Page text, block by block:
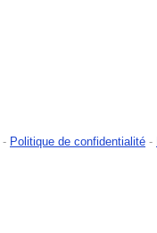
- Politique de confidentialité -